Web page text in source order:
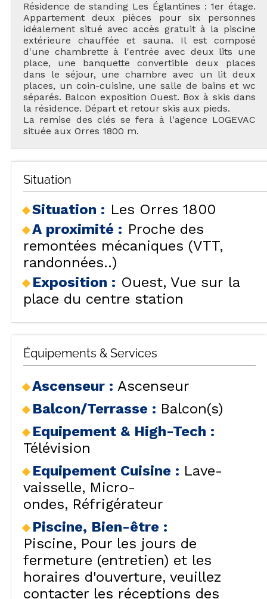
Résidence de standing Les Églantines : 1er étage.
Appartement deux pièces pour six personnes
idéalement situé avec accès gratuit à la piscine
extérieure chauffée et sauna. Il est composé
d'une chambrette à l'entrée avec deux lits une
place, une banquette convertible deux places
dans le séjour, une chambre avec un lit deux
places, un coin-cuisine, une salle de bains et wc
séparés. Balcon exposition Ouest. Box à skis dans
la résidence. Départ et retour skis aux pieds.
La remise des clés se fera à l'agence LOGEVAC
située aux Orres 1800 m.
Situation
Situation : Les Orres 1800
A proximité : Proche des
remontées mécaniques (VTT,
randonnées..)
Exposition : Ouest Vue sur la
place du centre station
Équipements & Services
Ascenseur : Ascenseur
Balcon/Terrasse : Balcon(s)
Equipement & High-Tech :
Télévision
Equipement Cuisine : Lave-
vaisselle
Micro-
ondes
Réfrigérateur
Piscine, Bien-être :
Piscine
Pour les jours de
fermeture (entretien) et les
horaires d'ouverture, veuillez
contacter les réceptions des